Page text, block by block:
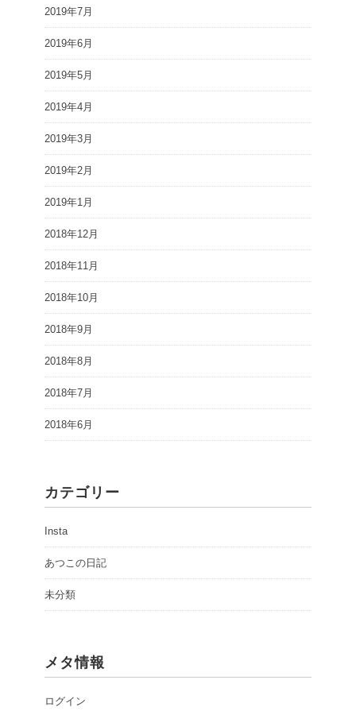
2019年7月
2019年6月
2019年5月
2019年4月
2019年3月
2019年2月
2019年1月
2018年12月
2018年11月
2018年10月
2018年9月
2018年8月
2018年7月
2018年6月
カテゴリー
Insta
あつこの日記
未分類
メタ情報
ログイン